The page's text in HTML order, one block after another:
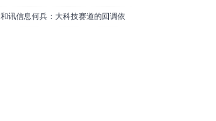
行情或仍有期待
和讯信息何兵：大科技赛道的回调依